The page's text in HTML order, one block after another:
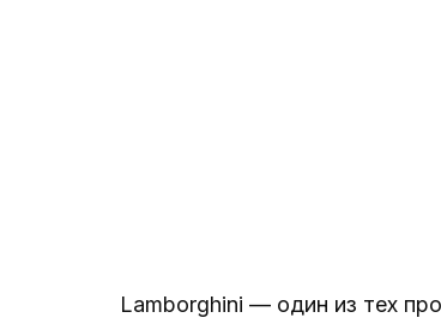
Lamborghini — один из тех